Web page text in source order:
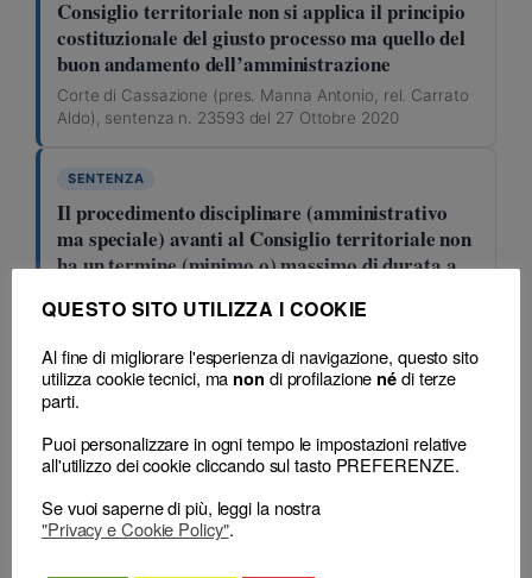
Consiglio territoriale non si applica il principio
costituzionale del giusto processo ma quello del
buon andamento dell’amministrazione
Corte di Cassazione (pres. Manna Antonio, rel. Carrato
Aldo), sentenza n. 23593 del 27 Ottobre 2020
SENTENZA
Il procedimento disciplinare (amministrativo
ma speciale) avanti al Consiglio territoriale non
ha un termine (minimo o) massimo di durata a
Corte di Cassazione (pres. Manna Antonio, rel. Carrato
SENTENZA
Ricorso in Cassazione: i (nuovi) limiti del
sindacato di legittimità sulla motivazione delle
Corte di Cassazione (pres. Manna Antonio, rel. Carrato
Aldo), sentenza n. 23593 del 27 Ottobre 2020
QUESTO SITO UTILIZZA I COOKIE
Al fine di migliorare l'esperienza di navigazione, questo sito
utilizza cookie tecnici, ma non di profilazione nédi terze
parti.
Puoi personalizzare in ogni tempo le impostazioni relative
all'utilizzo dei cookie cliccando sul tasto PREFERENZE.
Se vuoi saperne di più, leggi la nostra
"Privacy e Cookie Policy".